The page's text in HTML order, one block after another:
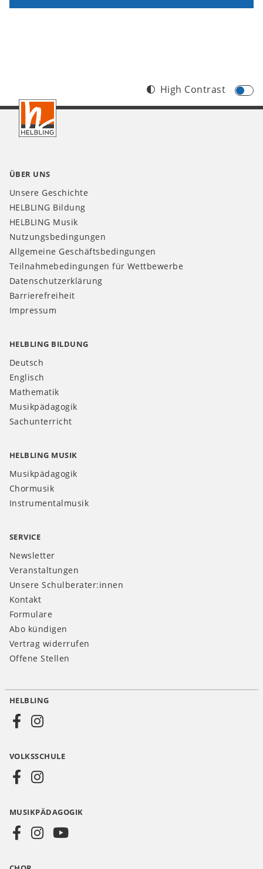
Footer
AT
High Contrast
ÜBER UNS
Unsere Geschichte
HELBLING Bildung
HELBLING Musik
Nutzungsbedingungen
Allgemeine Geschäftsbedingungen
Teilnahmebedingungen für Wettbewerbe
Datenschutzerklärung
Barrierefreiheit
Impressum
HELBLING BILDUNG
Deutsch
Englisch
Mathematik
Musikpädagogik
Sachunterricht
HELBLING MUSIK
Musikpädagogik
Chormusik
Instrumentalmusik
SERVICE
Newsletter
Veranstaltungen
Unsere Schulberater:innen
Kontakt
Formulare
Abo kündigen
Vertrag widerrufen
Offene Stellen
Social
AT
HELBLING
VOLKSSCHULE
MUSIKPÄDAGOGIK